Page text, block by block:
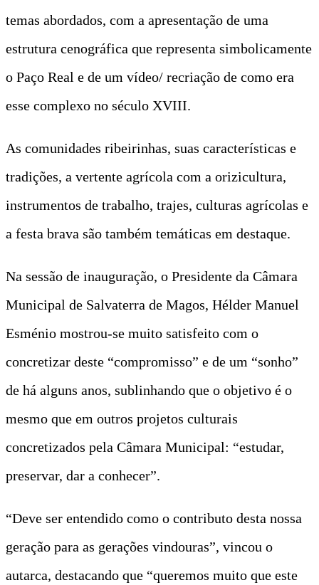
temas abordados, com a apresentação de uma
estrutura cenográfica que representa simbolicamente
o Paço Real e de um vídeo/ recriação de como era
esse complexo no século XVIII.
As comunidades ribeirinhas, suas características e
tradições, a vertente agrícola com a orizicultura,
instrumentos de trabalho, trajes, culturas agrícolas e
a festa brava são também temáticas em destaque.
Na sessão de inauguração, o Presidente da Câmara
Municipal de Salvaterra de Magos, Hélder Manuel
Esménio mostrou-se muito satisfeito com o
concretizar deste “compromisso” e de um “sonho”
de há alguns anos, sublinhando que o objetivo é o
mesmo que em outros projetos culturais
concretizados pela Câmara Municipal: “estudar,
preservar, dar a conhecer”.
“Deve ser entendido como o contributo desta nossa
geração para as gerações vindouras”, vincou o
autarca, destacando que “queremos muito que este